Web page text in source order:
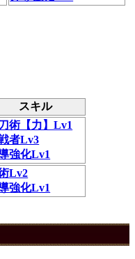
スキル
術【力】Lv1
者Lv3
強化Lv1
Lv2
強化Lv1